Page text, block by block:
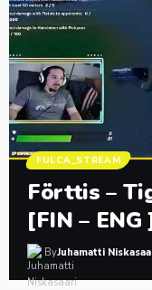
FULCA_STREAM
Förttis –
[FIN –
ByJuhamatti